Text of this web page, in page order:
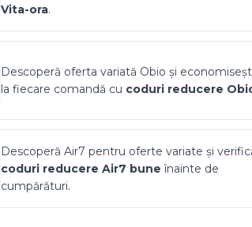
Vita-ora.
Descoperă oferta variată Obio și
la fiecare comandă cu coduri reducere
Descoperă Air7 pentru oferte variate și
coduri reducere Air7 bune înainte de
cumpărături.